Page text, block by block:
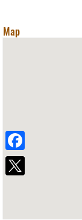
Map
Facebook